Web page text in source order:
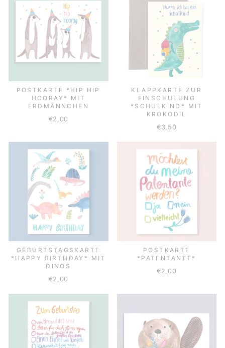
POSTKARTE *HIP HIP
HOORAY* MIT
ERDMÄNNCHEN
€2,00
KLAPPKARTE ZUR
EINSCHULUNG
*SCHULKIND* MIT
KROKODIL
€3,50
GEBURTSTAGSKARTE
*HAPPY BIRTHDAY* MIT
DINOS
€2,00
POSTKARTE
*PATENTANTE*
€2,00